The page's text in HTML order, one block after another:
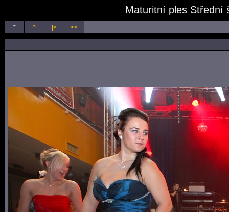
Maturitní ples Střední
* ^ |< <<